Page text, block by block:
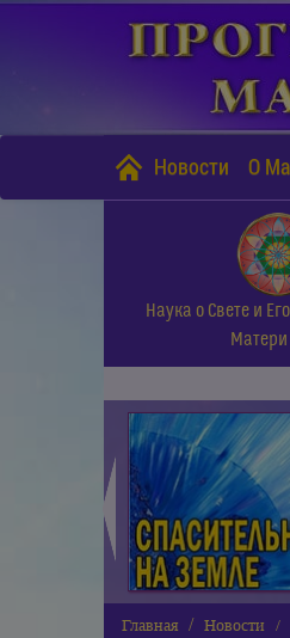
Новости О
Наука о Свете и
◄
Главная Новости